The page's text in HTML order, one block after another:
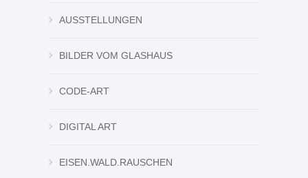
AUSSTELLUNGEN
BILDER VOM GLASHAUS
CODE-ART
DIGITAL ART
EISEN.WALD.RAUSCHEN